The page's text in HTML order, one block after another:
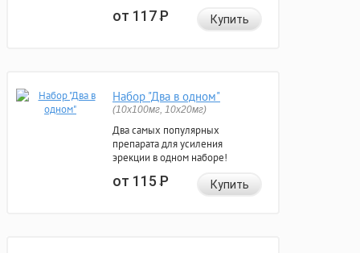
от 117Р Купить
Набор "Два в одном"
(10x100мг, 10x20мг)
Два самых популярных
препарата для усиления
эрекции в одном наборе!
от 115Р Купить